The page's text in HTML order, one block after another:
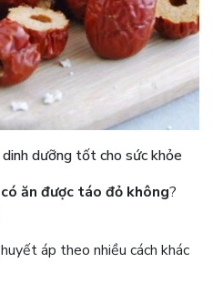
dưỡng tốt cho sức khỏe
ăn được táo đỏ không?
áp theo nhiều cách khác